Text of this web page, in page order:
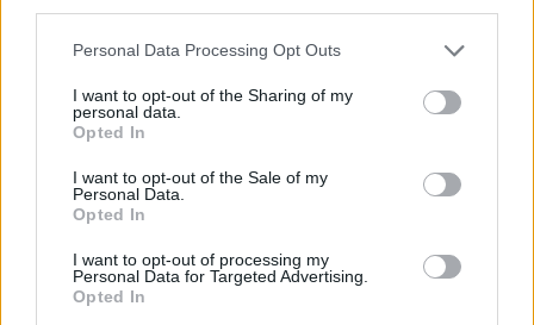
Personal Data Processing Opt Outs
I want to opt-out of the Sharing of my
personal data.
Opted In
I want to opt-out of the Sale of my
Personal Data.
Opted In
I want to opt-out of processing my
Personal Data for Targeted Advertising.
Opted In
1 kastrull med kokhett vatten
3 korkar med ättika ( te.x perstorp)
grovmalen svartpeppar
Hyvla kålen med en osthyvel eller i en matberedare.
Lägg i ett durkslag och häll över det kokande vattnet
över den strimlade kålen. Skölj sedan med iskallt vatten